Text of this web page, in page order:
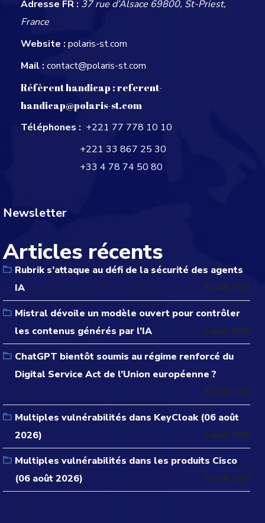
Adresse FR : 37 rue d’Alsace 69800, St-Priest,
France
Website : polaris-st.com
Mail : contact@polaris-st.com
Réfèrent handicap :referent-
handicap@polaris-st.com
Téléphones : +221 77 778 10 10
+221 33 867 25 30
+33 4 78 74 50 80
Newsletter
Articles récents
Rubrik s’attaque au défi de la sécurité des agents
IA
6 août 2026
Mistral dévoile un modèle ouvert pour contrôler
les contenus générés par l’IA
6 août 2026
ChatGPT bientôt soumis au régime renforcé du
Digital Service Act de l’Union européenne ?
6 août 2026
Multiples vulnérabilités dans KeyCloak (06 août
2026)
6 août 2026
Multiples vulnérabilités dans les produits Cisco
(06 août 2026)
6 août 2026